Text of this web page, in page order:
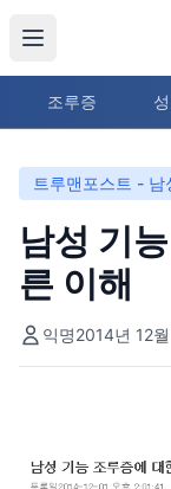
조루증
트루맨포스트 - 남
남성 기
른 이해
익명2014년 12